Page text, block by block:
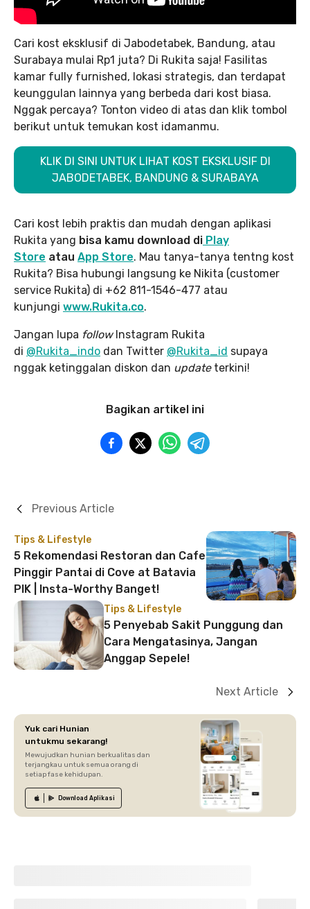
Cari kost eksklusif di Jabodetabek, Bandung, atau
Surabaya mulai Rp1 juta? Di Rukita saja! Fasilitas
kamar fully furnished, lokasi strategis, dan terdapat
keunggulan lainnya yang berbeda dari kost biasa.
Nggak percaya? Tonton video di atas dan klik tombol
berikut untuk temukan kost idamanmu.
KLIK DI SINI UNTUK LIHAT KOST EKSKLUSIF DI
JABODETABEK, BANDUNG & SURABAYA
Cari kost lebih praktis dan mudah dengan aplikasi
Rukita yang bisa kamu download di Play
Store atau App Store. Mau tanya-tanya tentng kost
Rukita? Bisa hubungi langsung ke Nikita (customer
service Rukita) di +62 811-1546-477 atau
kunjungi www.Rukita.co.
Jangan lupa followInstagram Rukita
di @Rukita_indo dan Twitter @Rukita_id supaya
nggak ketinggalan diskon dan update terkini!
Bagikan artikel ini
Tips & Lifestyle
5 Rekomendasi Restoran dan Cafe
Pinggir Pantai di Cove at Batavia
PIK | Insta-Worthy Banget!
Previous Article
Tips & Lifestyle
5 Penyebab Sakit Punggung dan
Cara Mengatasinya, Jangan
Anggap Sepele!
Next Article
Yuk cari Hunian
untukmu sekarang!
Mewujudkan hunian berkualitas dan
terjangkau untuk semua orang di
setiap fase kehidupan.
Download Aplikasi